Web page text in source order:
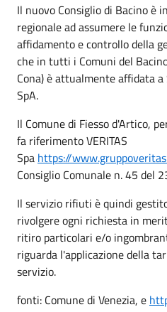
Il nuovo Consiglio di Bacino è
regionale ad assumere le
affidamento e controllo della
che in tutti i Comuni del
Cona) è attualmente affidata
SpA.
Il Comune di Fiesso d'Artico,
fa riferimento VERITAS
Spa https://
Consiglio Comunale n. 45 del
Il servizio rifiuti è quindi
rivolgere ogni richiesta in
ritiro particolari e/o
riguarda l'applicazione della
servizio.
fonti: Comune di Venezia, e